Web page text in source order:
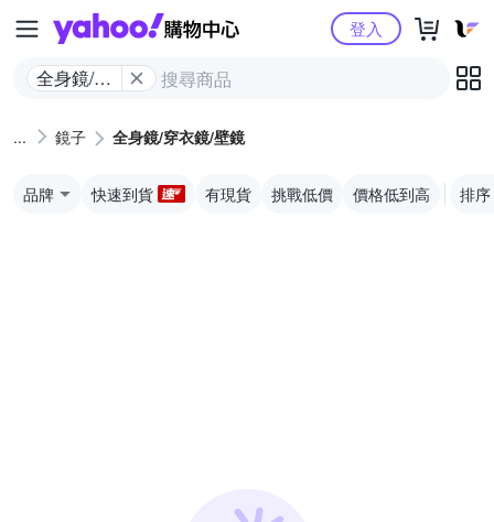
Yahoo購物中心
全身鏡/穿
登入
鏡子 全身鏡/穿衣鏡/壁鏡
品牌 快速到貨 有現貨 挑戰低價 價格低到高 排序